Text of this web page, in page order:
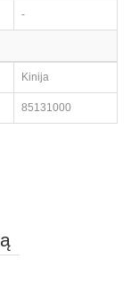
-
Kinija
85131000